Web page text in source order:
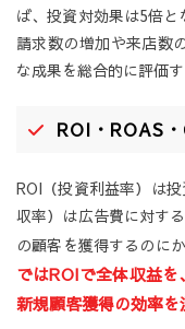
ば、投資対効果は5倍
請求数の増加や来店数
な成果を総合的に評価
ROI・ROAS
ROI（投資利益率）は
収率）は広告費に対す
の顧客を獲得するのに
ではROIで全体収益
新規顧客獲得の効率を